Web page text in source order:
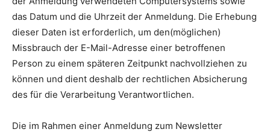
das Datum und die Uhrzeit der Anmeldung. Die Erhebung
dieser Daten ist erforderlich, um den(möglichen)
Missbrauch der E-Mail-Adresse einer betroffenen
Person zu einem späteren Zeitpunkt nachvollziehen zu
können und dient deshalb der rechtlichen Absicherung
des für die Verarbeitung Verantwortlichen.
Die im Rahmen einer Anmeldung zum Newsletter